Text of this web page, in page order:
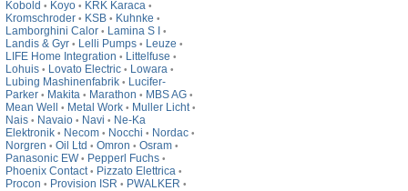
Kobold • Koyo • KRK Karaca •
Kromschroder • KSB • Kuhnke •
Lamborghini Calor • Lamina S I •
Landis & Gyr • Lelli Pumps • Leuze •
LIFE Home Integration • Littelfuse •
Lohuis • Lovato Electric • Lowara •
Lubing Mashinenfabrik • Lucifer-
Parker • Makita • Marathon • MBS AG •
Mean Well • Metal Work • Muller Licht •
Nais • Navaio • Navi • Ne-Ka
Elektronik • Necom • Nocchi • Nordac •
Norgren • Oil Ltd • Omron • Osram •
Panasonic EW • Pepperl Fuchs •
Phoenix Contact • Pizzato Elettrica •
Procon • Provision ISR • PWALKER •